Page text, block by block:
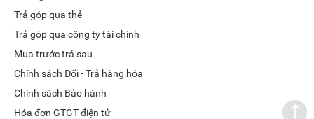
Trả góp qua thẻ
Trả góp qua công ty tài chính
Mua trước trả sau
Chính sách Đổi - Trả hàng hóa
Chính sách Bảo hành
Hóa đơn GTGT điện tử